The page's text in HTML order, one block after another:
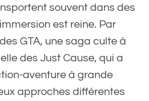
souvent dans des
est reine. Par
GTA, une saga culte à
des Just Cause, qui a
aventure à grande
approches différentes